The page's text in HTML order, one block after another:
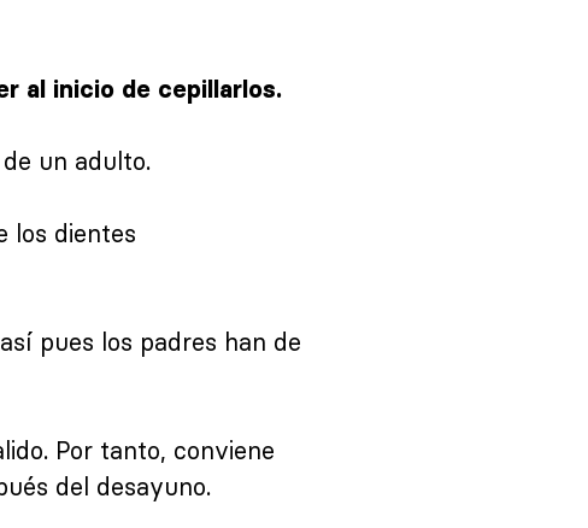
al inicio de cepillarlos.
un adulto.
los dientes
pues los padres han de
Por tanto, conviene
del desayuno.